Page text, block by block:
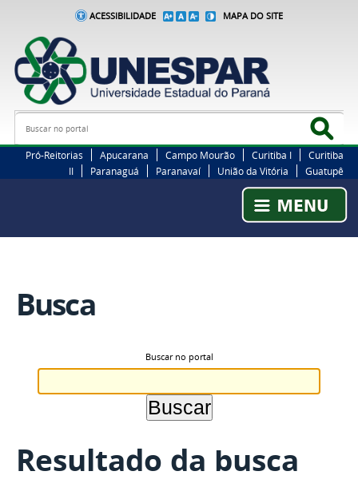
ACESSIBILIDADE MAPA DO SITE
Busca
Pró-Reitorias Apucarana Campo Mourão Curitiba I
Curitiba
II
Paranaguá Paranavaí União da Vitória Guatupê
Busca
Buscar no portal
Resultado da busca